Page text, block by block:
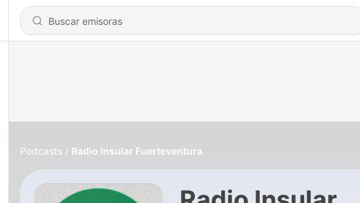
Podcasts Radio Insular Fuerteventura